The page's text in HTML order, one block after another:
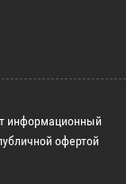
информационный
офертой